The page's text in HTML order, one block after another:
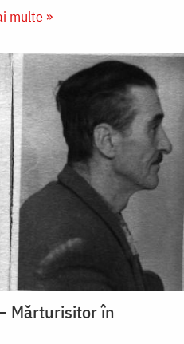
multe »
Mărturisitor în